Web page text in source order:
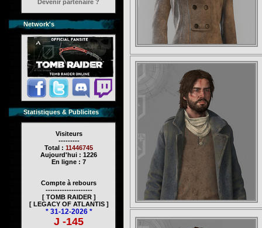
Devenir partenaire ?
Network's
Statistiques & Publicites
Visiteurs
---------
Total : 11446745
Aujourd'hui : 1226
En ligne : 7
Compte à rebours
--------------------
[ TOMB RAIDER ]
[ LEGACY OF ATLANTIS ]
* 31-12-2026 *
J -145